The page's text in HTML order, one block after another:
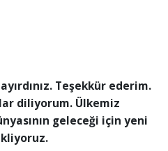
Teşekkür ederim.
diliyorum. Ülkemiz
geleceği için yeni